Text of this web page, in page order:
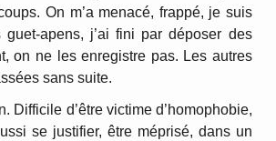
On m’a menacé, frappé, je suis
apens, j’ai fini par déposer des
on ne les enregistre pas. Les autres
sans suite.
Difficile d’être victime d’homophobie,
se justifier, être méprisé, dans un